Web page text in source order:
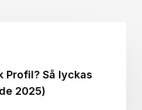
Profil? Så lyckas
2025)